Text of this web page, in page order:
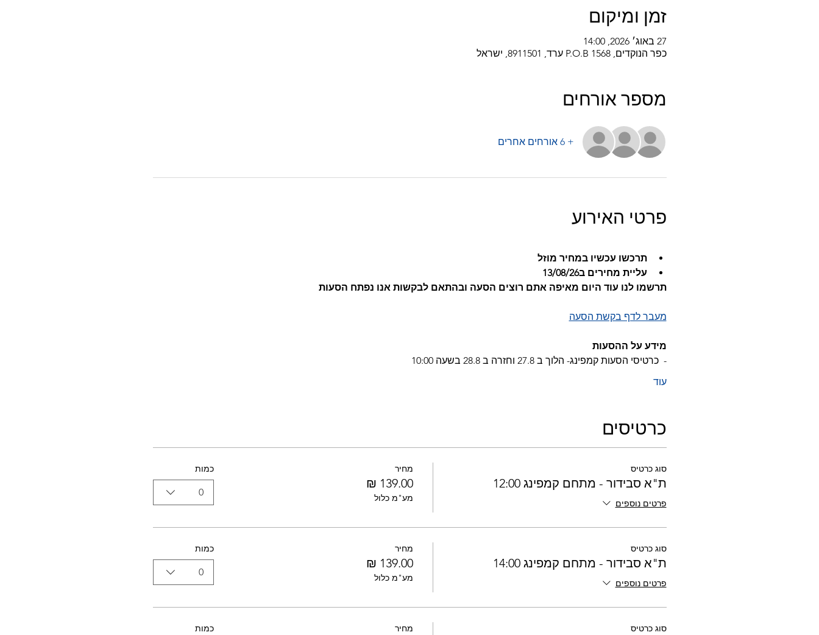
זמן ומיקום
27 באוג׳ 2026, 14:00
כפר הנוקדים, P.O.B 1568 ערד, 8911501, ישראל
מספר אורחים
+ 6 אורחים אחרים
פרטי האירוע
תרכשו עכשיו במחיר מוזל
עליית מחירים ב13/08/26
תרשמו לנו עוד היום מאיפה אתם רוצים הסעה ובהתאם לבקשות אנו נפתח הסעות
מעבר לדף בקשת הסעה
מידע על ההסעות
-  כרטיסי הסעות קמפינג- הלוך ב 27.8 וחזרה ב 28.8 בשעה 10:00
עוד
כרטיסים
סוג כרטיס
ת"א סבידור - מתחם קמפינג 12:00
פרטים נוספים
מחיר
מע"מ כלול
כמות
0
סוג כרטיס
ת"א סבידור - מתחם קמפינג 14:00
פרטים נוספים
מחיר
מע"מ כלול
כמות
0
סוג כרטיס מחיר כמות